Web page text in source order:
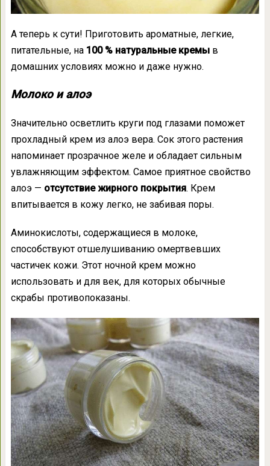
А теперь к сути! Приготовить ароматные, легкие,
питательные, на 100 % натуральные кремыв
домашних условиях можно и даже нужно.
Молоко и алоэ
Значительно осветлить круги под глазами поможет
прохладный крем из алоэ вера. Сок этого растения
напоминает прозрачное желе и обладает сильным
увлажняющим эффектом. Самое приятное свойство
алоэ — отсутствие жирного покрытия. Крем
впитывается в кожу легко, не забивая поры.
Аминокислоты, содержащиеся в молоке,
способствуют отшелушиванию омертвевших
частичек кожи. Этот ночной крем можно
использовать и для век, для которых обычные
скрабы противопоказаны.